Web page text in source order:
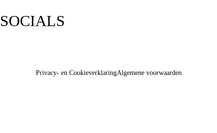
SOCIALS
Privacy- en CookieverklaringAlgemene voorwaarden